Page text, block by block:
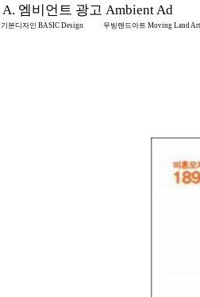
A. 엠비언트 광고 Ambient Ad
기본디자인 BASIC Design 무빙랜드아트 Moving Land Art